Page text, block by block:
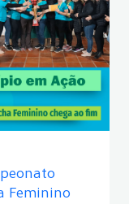
Feminino